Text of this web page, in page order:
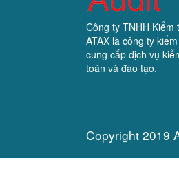
Công ty TNHH
ATAX là công ty
cung cấp dịch vụ
toán và đào tạo.
Copyright 2019